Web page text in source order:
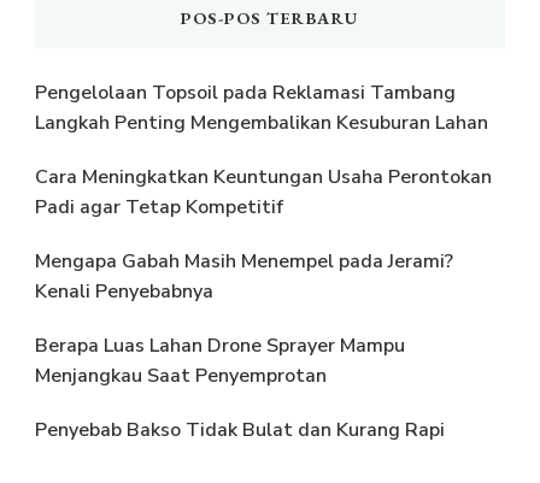
POS-POS TERBARU
Pengelolaan Topsoil pada Reklamasi Tambang
Langkah Penting Mengembalikan Kesuburan Lahan
Cara Meningkatkan Keuntungan Usaha Perontokan
Padi agar Tetap Kompetitif
Mengapa Gabah Masih Menempel pada Jerami?
Kenali Penyebabnya
Berapa Luas Lahan Drone Sprayer Mampu
Menjangkau Saat Penyemprotan
Penyebab Bakso Tidak Bulat dan Kurang Rapi